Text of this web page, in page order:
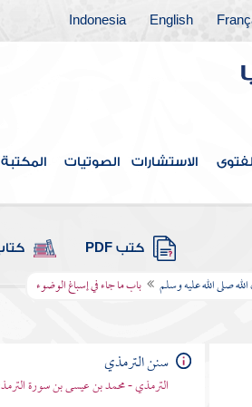
English
Indonesia
الاستشارات الصوتيات المكتبة
كتب PDF
صلى الله عليه وسلم باب ما جاء في إسباغ الوضوء
سنن الترمذي
الترمذي - محمد بن عيسى بن سورة